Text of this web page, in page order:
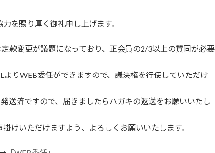
を賜り厚く御礼申し上げます。
款変更が議題になっており、正会員の2/3以上の賛同が必要
りWEB委任ができますので、議決権を行使していただけ
送済ですので、届きましたらハガキの返送をお願いいたし
けいただけますよう、よろしくお願いいたします。